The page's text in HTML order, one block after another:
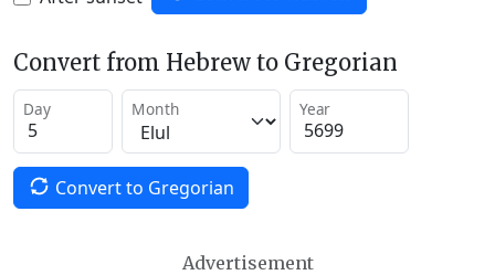
Convert from Hebrew to Gregorian
Day Month Year
Convert to Gregorian
Advertisement